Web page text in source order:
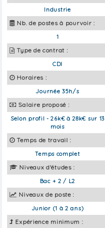
Industrie
Nb. de postes à pourvoir :
1
Type de contrat :
CDI
Horaires :
Journée 35h/s
Salaire proposé :
Selon profil - 26k€ à 28k€ sur 13
mois
Temps de travail :
Temps complet
Niveaux d'études :
Bac + 2 / L2
Niveaux de poste :
Junior (1 à 2 ans)
Expérience minimum :